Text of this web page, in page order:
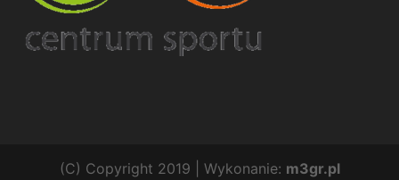
(C) Copyright 2019 | Wykonanie: m3gr.pl